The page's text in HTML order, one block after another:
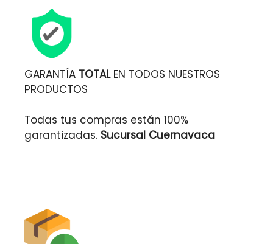
GARANTÍA TOTALEN TODOS NUESTROS
PRODUCTOS
Todas tus compras están 100%
garantizadas. Sucursal Cuernavaca